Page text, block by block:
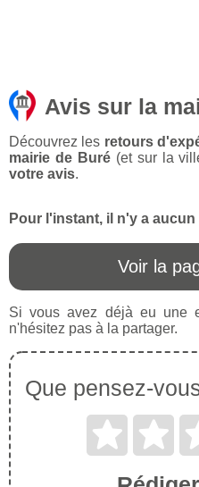
Avis sur la
Découvrez les retours
mairie de Buré(et sur la
votre avis.
Pour l'instant, il n'y a
Voir la
Si vous avez déjà eu une
n'hésitez pas à la partager.
Que pensez-